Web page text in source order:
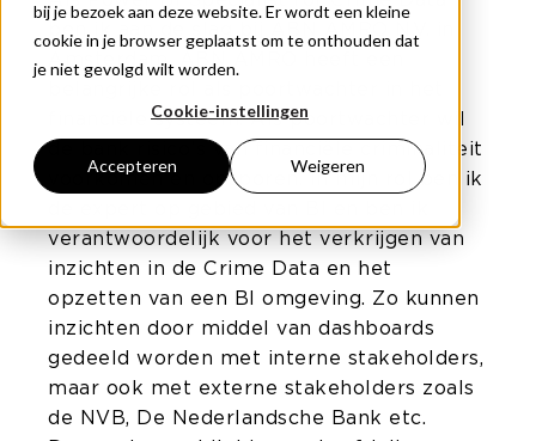
bij je bezoek aan deze website. Er wordt een kleine
cookie in je browser geplaatst om te onthouden dat
je niet gevolgd wilt worden.
Cookie-instellingen
Accepteren Weigeren
ben ik aan de slag bij ABN AMRO N.V. in
Amsterdam. ABN AMRO heeft een
financiële systeem. Als poortwachter wil
de bank risico’s van financiële criminaliteit
voorkomen en opsporen. In mijn rol ben ik
verantwoordelijk voor het verkrijgen van
inzichten in de Crime Data en het
opzetten van een BI omgeving. Zo kunnen
inzichten door middel van dashboards
gedeeld worden met interne stakeholders,
maar ook met externe stakeholders zoals
de NVB, De Nederlandsche Bank etc.